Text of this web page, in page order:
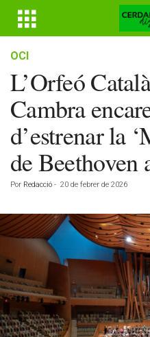
OCI
L’Orfeó
Cambra
d’estrenar la
de Beethoven
Por Redacció - 20 de febrer de 2026